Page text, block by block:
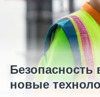
Безопасность
новые